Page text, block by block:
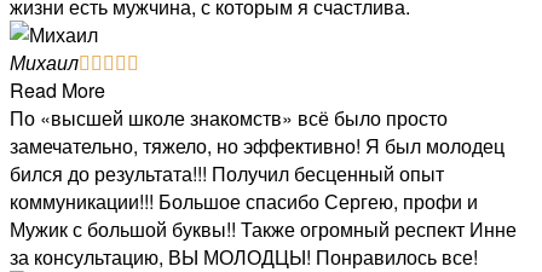
жизни есть мужчина, с которым я счастлива.
Михаил    
Read More
По «высшей школе знакомств» всё было просто
замечательно, тяжело, но эффективно! Я был молодец
бился до результата!!! Получил бесценный опыт
коммуникации!!! Большое спасибо Сергею, профи и
Мужик с большой буквы!! Также огромный респект Инне
за консультацию, ВЫ МОЛОДЦЫ! Понравилось все!